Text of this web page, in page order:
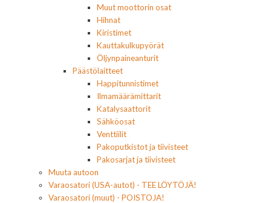
Muut moottorin osat
Hihnat
Kiristimet
Kauttakulkupyörät
Öljynpaineanturit
Päästölaitteet
Happitunnistimet
Ilmamäärämittarit
Katalysaattorit
Sähköosat
Venttiilit
Pakoputkistot ja tiivisteet
Pakosarjat ja tiivisteet
Muuta autoon
Varaosatori (USA-autot) - TEE LÖYTÖJÄ!
Varaosatori (muut) - POISTOJA!